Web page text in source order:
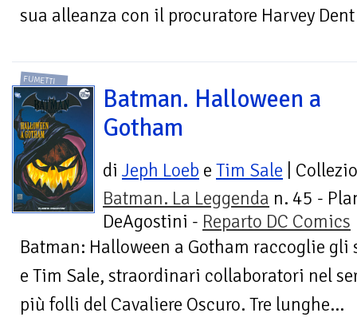
sua alleanza con il procuratore Harvey
FUMETTI
Batman. Halloween a
Gotham
di Jeph Loeb e Tim Sale |
Batman. La Leggenda n. 45 -
DeAgostini - Reparto DC Comics
Batman: Halloween a Gotham raccoglie
e Tim Sale, straordinari collaboratori nel
più folli del Cavaliere Oscuro. Tre lunghe...